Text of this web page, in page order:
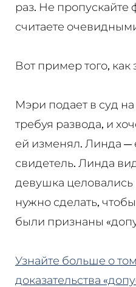
раз. Не пропускайте
считаете
Вот пример того, как
Мэри подает в суд
требуя развода, и
ей изменял. Линда —
свидетель. Линда
девушка целовались
нужно сделать,
были признаны
Узнайте больше о
доказательства